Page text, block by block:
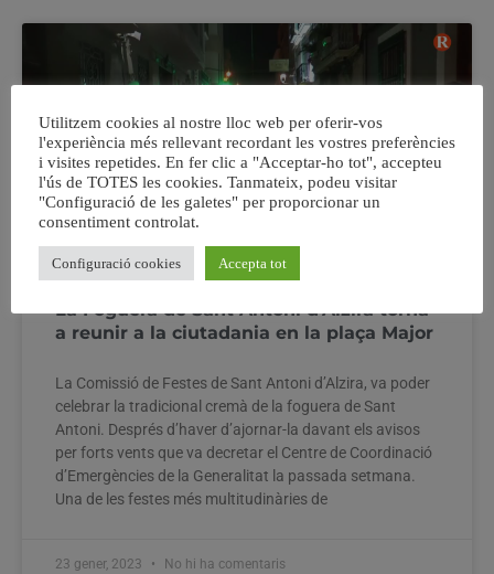
La Foguera de Sant Antoni d’Alzira torna
a reunir a la ciutadania en la plaça Major
La Comissió de Festes de Sant Antoni d’Alzira, va poder
celebrar la tradicional cremà de la foguera de Sant
Antoni. Després d’haver d’ajornar-la davant els avisos
per forts vents que va decretar el Centre de Coordinació
d’Emergències de la Generalitat la passada setmana.
Una de les festes més multitudinàries de
23 gener, 2023 No hi ha comentaris
Utilitzem cookies al nostre lloc web per oferir-vos
l'experiència més rellevant recordant les vostres preferències
i visites repetides. En fer clic a "Acceptar-ho tot", accepteu
l'ús de TOTES les cookies. Tanmateix, podeu visitar
"Configuració de les galetes" per proporcionar un
consentiment controlat.
Configuració cookies Accepta tot